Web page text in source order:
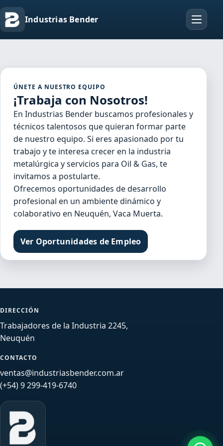
Industrias Bender
ÚNETE A NUESTRO EQUIPO
¡Trabaja con Nosotros!
En Industrias Bender buscamos profesionales y
técnicos talentosos que quieran formar parte
de nuestro equipo. Si eres apasionado por tu
trabajo y te interesa crecer en la industria
metalúrgica y servicios para Oil & Gas, te
invitamos a postularte.
Ofrecemos oportunidades de desarrollo
profesional en un ambiente dinámico y
colaborativo en Neuquén, Vaca Muerta.
Ver Oportunidades de Empleo
DIRECCIÓN
Trabajadores de la Industria 2245,
Neuquén
CONTACTO
ventas@industriasbender.com.ar
(+54) 9 299-419-6740